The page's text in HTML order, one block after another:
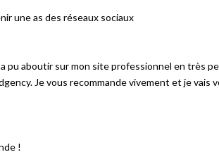
une as des réseaux sociaux
pu aboutir sur mon site professionnel en très
Je vous recommande vivement et je vais
!